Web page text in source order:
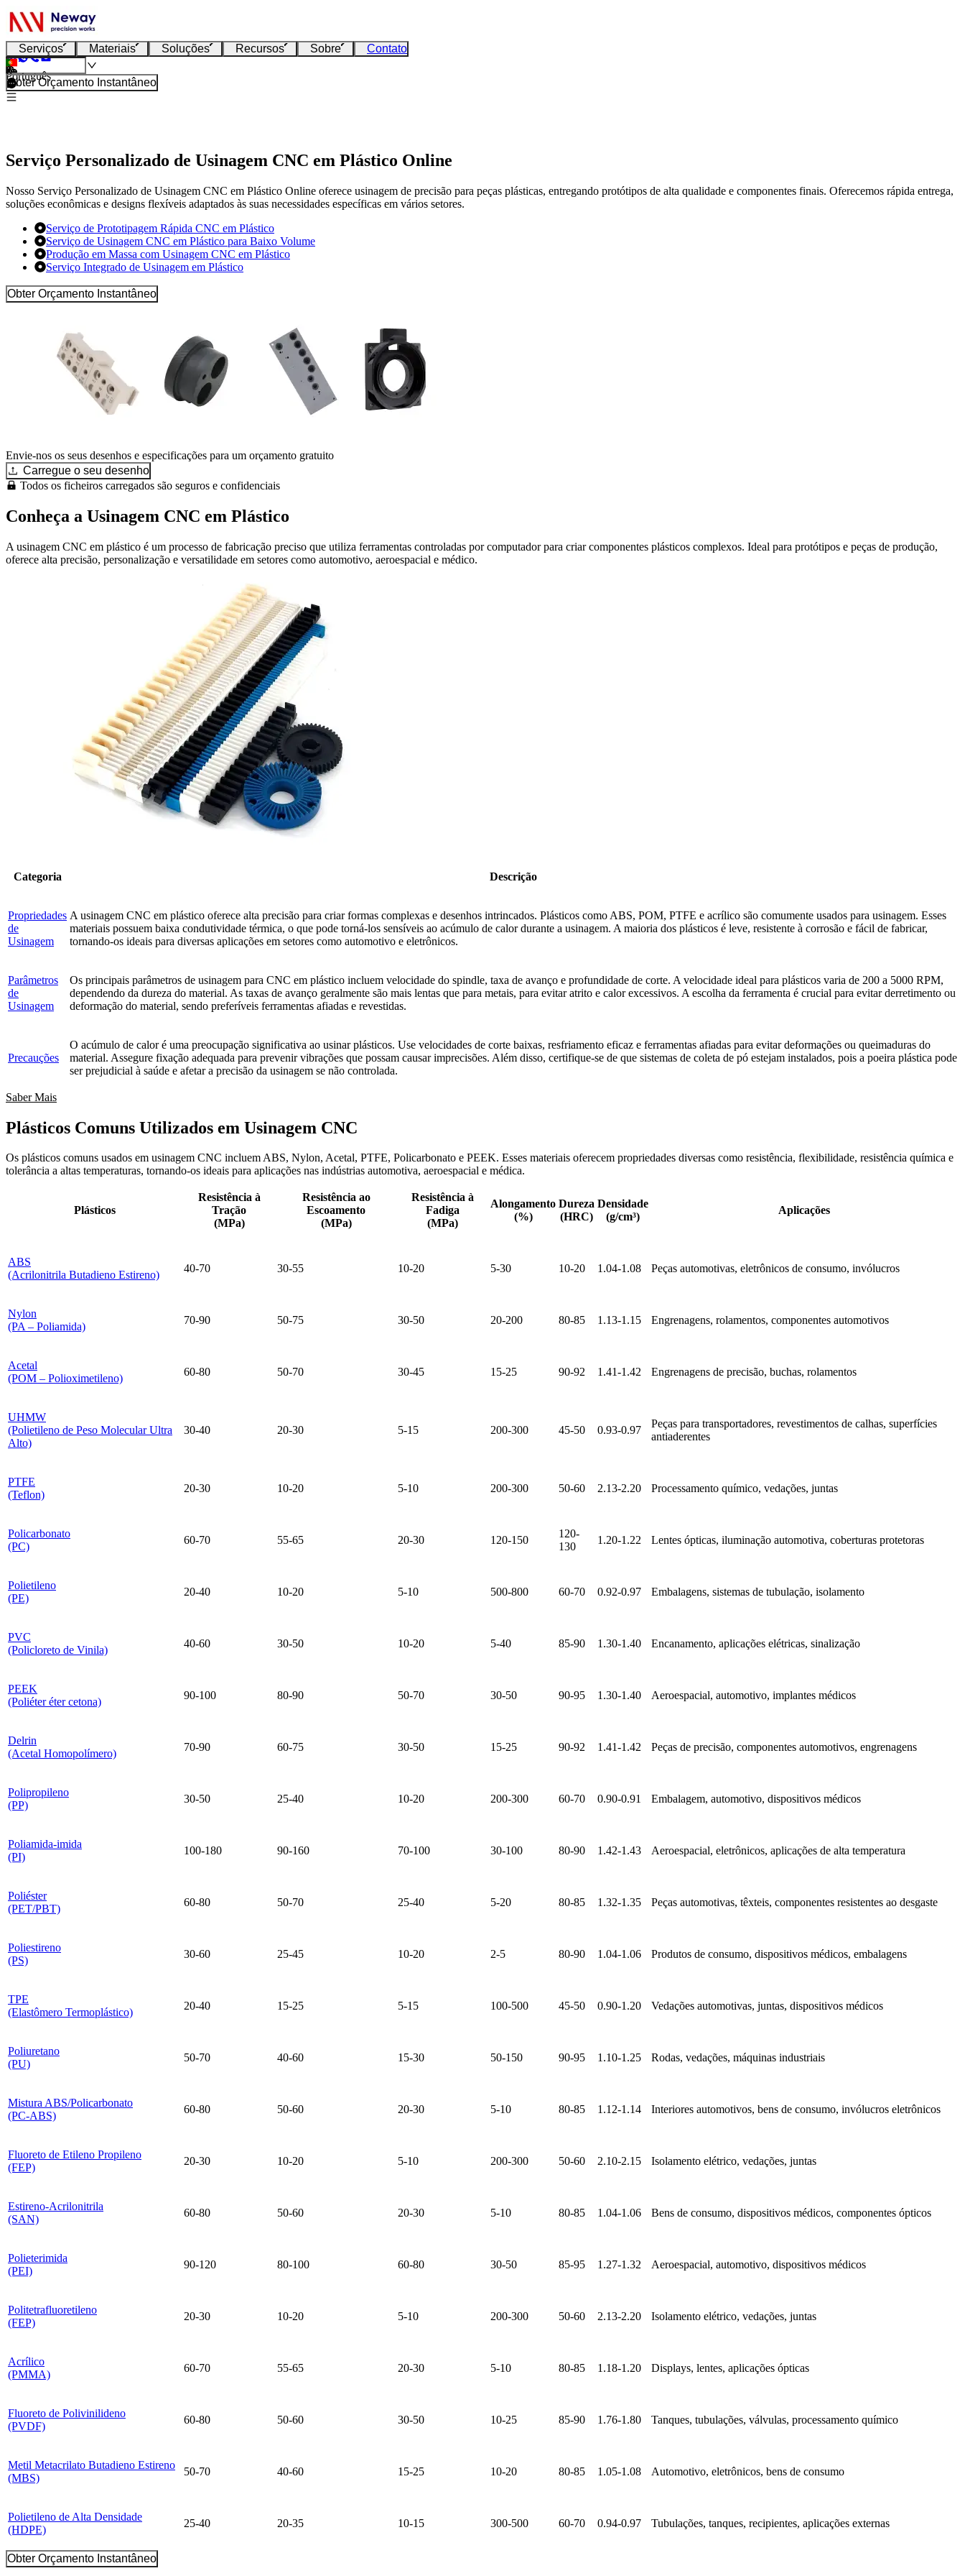
Serviços Materiais Soluções Recursos Sobre Contato
Português
Obter Orçamento Instantâneo
Serviço Personalizado de Usinagem CNC em Plástico Online
Nosso Serviço Personalizado de Usinagem CNC em Plástico Online oferece usinagem de precisão para peças plásticas, entregando protótipos de alta qualidade e componentes finais. Oferecemos rápida entrega,
soluções econômicas e designs flexíveis adaptados às suas necessidades específicas em vários setores.
Serviço de Prototipagem Rápida CNC em Plástico
Serviço de Usinagem CNC em Plástico para Baixo Volume
Produção em Massa com Usinagem CNC em Plástico
Serviço Integrado de Usinagem em Plástico
Obter Orçamento Instantâneo
Envie-nos os seus desenhos e especificações para um orçamento gratuito
Carregue o seu desenho
Todos os ficheiros carregados são seguros e confidenciais
Conheça a Usinagem CNC em Plástico
A usinagem CNC em plástico é um processo de fabricação preciso que utiliza ferramentas controladas por computador para criar componentes plásticos complexos. Ideal para protótipos e peças de produção,
oferece alta precisão, personalização e versatilidade em setores como automotivo, aeroespacial e médico.
Categoria Descrição
Propriedades
de
Usinagem
A usinagem CNC em plástico oferece alta precisão para criar formas complexas e desenhos intrincados. Plásticos como ABS, POM, PTFE e acrílico são comumente usados para usinagem. Esses
materiais possuem baixa condutividade térmica, o que pode torná-los sensíveis ao acúmulo de calor durante a usinagem. A maioria dos plásticos é leve, resistente à corrosão e fácil de fabricar,
tornando-os ideais para diversas aplicações em setores como automotivo e eletrônicos.
Parâmetros
de
Usinagem
Os principais parâmetros de usinagem para CNC em plástico incluem velocidade do spindle, taxa de avanço e profundidade de corte. A velocidade ideal para plásticos varia de 200 a 5000 RPM,
dependendo da dureza do material. As taxas de avanço geralmente são mais lentas que para metais, para evitar atrito e calor excessivos. A escolha da ferramenta é crucial para evitar derretimento ou
deformação do material, sendo preferíveis ferramentas afiadas e revestidas.
Precauções
O acúmulo de calor é uma preocupação significativa ao usinar plásticos. Use velocidades de corte baixas, resfriamento eficaz e ferramentas afiadas para evitar deformações ou queimaduras do
material. Assegure fixação adequada para prevenir vibrações que possam causar imprecisões. Além disso, certifique-se de que sistemas de coleta de pó estejam instalados, pois a poeira plástica pode
ser prejudicial à saúde e afetar a precisão da usinagem se não controlada.
Saber Mais
Plásticos Comuns Utilizados em Usinagem CNC
Os plásticos comuns usados em usinagem CNC incluem ABS, Nylon, Acetal, PTFE, Policarbonato e PEEK. Esses materiais oferecem propriedades diversas como resistência, flexibilidade, resistência química e
tolerância a altas temperaturas, tornando-os ideais para aplicações nas indústrias automotiva, aeroespacial e médica.
Plásticos
Resistência à
Tração
(MPa)
Resistência ao
Escoamento
(MPa)
Resistência à
Fadiga
(MPa)
Alongamento
(%)
Dureza
(HRC)
Densidade
(g/cm³)
Aplicações
ABS
(Acrilonitrila Butadieno Estireno)
40-70 30-55 10-20 5-30 10-20 1.04-1.08 Peças automotivas, eletrônicos de consumo, invólucros
Nylon
(PA – Poliamida)
70-90 50-75 30-50 20-200 80-85 1.13-1.15 Engrenagens, rolamentos, componentes automotivos
Acetal
(POM – Polioximetileno)
60-80 50-70 30-45 15-25 90-92 1.41-1.42 Engrenagens de precisão, buchas, rolamentos
UHMW
(Polietileno de Peso Molecular Ultra
Alto)
30-40 20-30 5-15 200-300 45-50 0.93-0.97
Peças para transportadores, revestimentos de calhas, superfícies
antiaderentes
PTFE
(Teflon)
20-30 10-20 5-10 200-300 50-60 2.13-2.20 Processamento químico, vedações, juntas
Policarbonato
(PC)
60-70 55-65 20-30 120-150
120-
130
1.20-1.22 Lentes ópticas, iluminação automotiva, coberturas protetoras
Polietileno
(PE)
20-40 10-20 5-10 500-800 60-70 0.92-0.97 Embalagens, sistemas de tubulação, isolamento
PVC
(Policloreto de Vinila)
40-60 30-50 10-20 5-40 85-90 1.30-1.40 Encanamento, aplicações elétricas, sinalização
PEEK
(Poliéter éter cetona)
90-100 80-90 50-70 30-50 90-95 1.30-1.40 Aeroespacial, automotivo, implantes médicos
Delrin
(Acetal Homopolímero)
70-90 60-75 30-50 15-25 90-92 1.41-1.42 Peças de precisão, componentes automotivos, engrenagens
Polipropileno
(PP)
30-50 25-40 10-20 200-300 60-70 0.90-0.91 Embalagem, automotivo, dispositivos médicos
Poliamida-imida
(PI)
100-180 90-160 70-100 30-100 80-90 1.42-1.43 Aeroespacial, eletrônicos, aplicações de alta temperatura
Poliéster
(PET/PBT)
60-80 50-70 25-40 5-20 80-85 1.32-1.35 Peças automotivas, têxteis, componentes resistentes ao desgaste
Poliestireno
(PS)
30-60 25-45 10-20 2-5 80-90 1.04-1.06 Produtos de consumo, dispositivos médicos, embalagens
TPE
(Elastômero Termoplástico)
20-40 15-25 5-15 100-500 45-50 0.90-1.20 Vedações automotivas, juntas, dispositivos médicos
Poliuretano
(PU)
50-70 40-60 15-30 50-150 90-95 1.10-1.25 Rodas, vedações, máquinas industriais
Mistura ABS/Policarbonato
(PC-ABS)
60-80 50-60 20-30 5-10 80-85 1.12-1.14 Interiores automotivos, bens de consumo, invólucros eletrônicos
Fluoreto de Etileno Propileno
(FEP)
20-30 10-20 5-10 200-300 50-60 2.10-2.15 Isolamento elétrico, vedações, juntas
Estireno-Acrilonitrila
(SAN)
60-80 50-60 20-30 5-10 80-85 1.04-1.06 Bens de consumo, dispositivos médicos, componentes ópticos
Polieterimida
(PEI)
90-120 80-100 60-80 30-50 85-95 1.27-1.32 Aeroespacial, automotivo, dispositivos médicos
Politetrafluoretileno
(FEP)
20-30 10-20 5-10 200-300 50-60 2.13-2.20 Isolamento elétrico, vedações, juntas
Acrílico
(PMMA)
60-70 55-65 20-30 5-10 80-85 1.18-1.20 Displays, lentes, aplicações ópticas
Fluoreto de Polivinilideno
(PVDF)
60-80 50-60 30-50 10-25 85-90 1.76-1.80 Tanques, tubulações, válvulas, processamento químico
Metil Metacrilato Butadieno Estireno
(MBS)
50-70 40-60 15-25 10-20 80-85 1.05-1.08 Automotivo, eletrônicos, bens de consumo
Polietileno de Alta Densidade
(HDPE)
25-40 20-35 10-15 300-500 60-70 0.94-0.97 Tubulações, tanques, recipientes, aplicações externas
Obter Orçamento Instantâneo